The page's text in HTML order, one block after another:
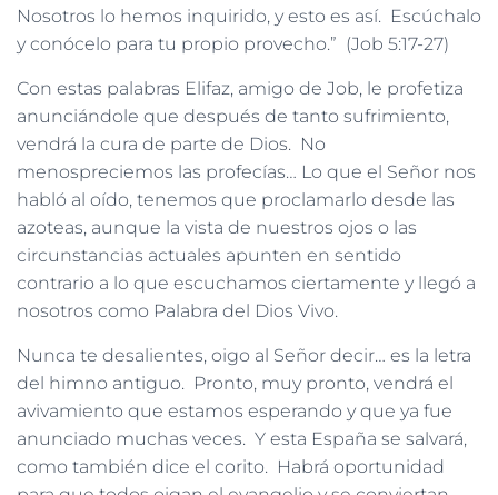
Nosotros lo hemos inquirido, y esto es así. Escúchalo
y conócelo para tu propio provecho.” (Job 5:17-27)
Con estas palabras Elifaz, amigo de Job, le profetiza
anunciándole que después de tanto sufrimiento,
vendrá la cura de parte de Dios. No
menospreciemos las profecías… Lo que el Señor nos
habló al oído, tenemos que proclamarlo desde las
azoteas, aunque la vista de nuestros ojos o las
circunstancias actuales apunten en sentido
contrario a lo que escuchamos ciertamente y llegó a
nosotros como Palabra del Dios Vivo.
Nunca te desalientes, oigo al Señor decir… es la letra
del himno antiguo. Pronto, muy pronto, vendrá el
avivamiento que estamos esperando y que ya fue
anunciado muchas veces. Y esta España se salvará,
como también dice el corito. Habrá oportunidad